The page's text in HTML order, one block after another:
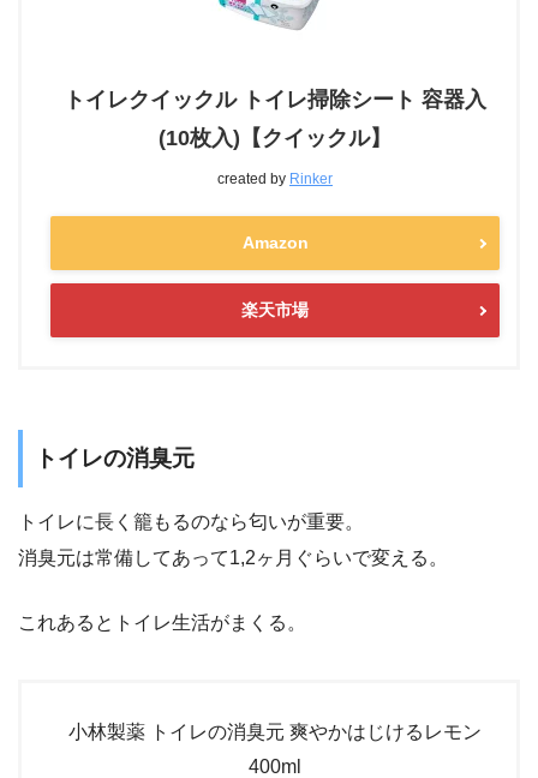
トイレクイックル トイレ掃除シート 容器入
(10枚入)【クイックル】
created by Rinker
Amazon
楽天市場
トイレの消臭元
トイレに長く籠もるのなら匂いが重要。
消臭元は常備してあって1,2ヶ月ぐらいで変える。
これあるとトイレ生活がまくる。
小林製薬 トイレの消臭元 爽やかはじけるレモン
400ml